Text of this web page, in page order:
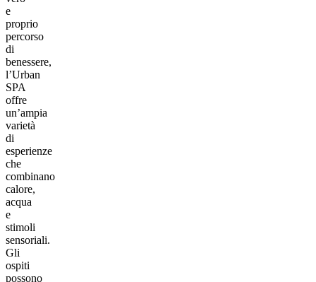
e
proprio
percorso
di
benessere,
l’Urban
SPA
offre
un’ampia
varietà
di
esperienze
che
combinano
calore,
acqua
e
stimoli
sensoriali.
Gli
ospiti
possono